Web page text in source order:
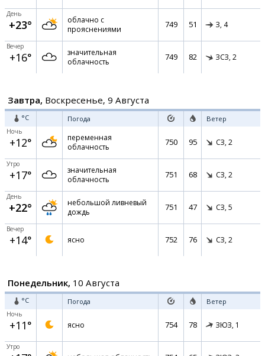
День
+23°
облачно с
прояснениями
749 51 З, 4
Вечер
+16°
значительная
облачность
749 82 ЗСЗ, 2
Завтра, Воскресенье, 9 Августа
°C Погода Ветер
Ночь
+12°
переменная
облачность
750 95 СЗ, 2
Утро
+17°
значительная
облачность
751 68 СЗ, 2
День
+22°
небольшой ливневый
дождь
751 47 СЗ, 5
Вечер
+14° ясно 752 76 СЗ, 2
Понедельник, 10 Августа
°C Погода Ветер
Ночь
+11° ясно 754 78 ЗЮЗ, 1
Утро